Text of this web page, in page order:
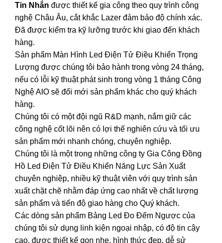
Tin Nhắn được thiết kế gia công theo quy trình công
nghệ Châu Âu, cắt khắc Lazer đảm bảo độ chính xác.
Đã được kiểm tra kỹ lưỡng trước khi giao đến khách
hàng.
Sản phẩm Màn Hình Led Điện Tử Điều Khiển Trọng
Lượng được chúng tôi bảo hành trong vòng 24 tháng,
nếu có lỗi kỹ thuật phát sinh trong vòng 1 tháng Công
Nghệ AIO sẽ đổi mới sản phẩm khác cho quý khách
hàng.
Chúng tôi có một đội ngũ R&D mạnh, nắm giữ các
công nghệ cốt lõi nên có lợi thế nghiên cứu và tối ưu
sản phẩm mới nhanh chóng, chuyên nghiệp.
Chúng tôi là một trong những công ty Gia Công Đồng
Hồ Led Điện Tử Điều Khiển Năng Lực Sản Xuất
chuyên nghiệp, nhiều kỹ thuật viên với quy trình sản
xuất chặt chẽ nhằm đáp ứng cao nhất về chất lượng
sản phẩm và tiến độ giao hàng cho Quý khách.
Các dòng sản phẩm Bảng Led Đo Đếm Ngược của
chúng tôi sử dụng linh kiện ngoại nhập, có độ tin cậy
cao, được thiết kế gọn nhẹ, hình thức đẹp, dễ sử